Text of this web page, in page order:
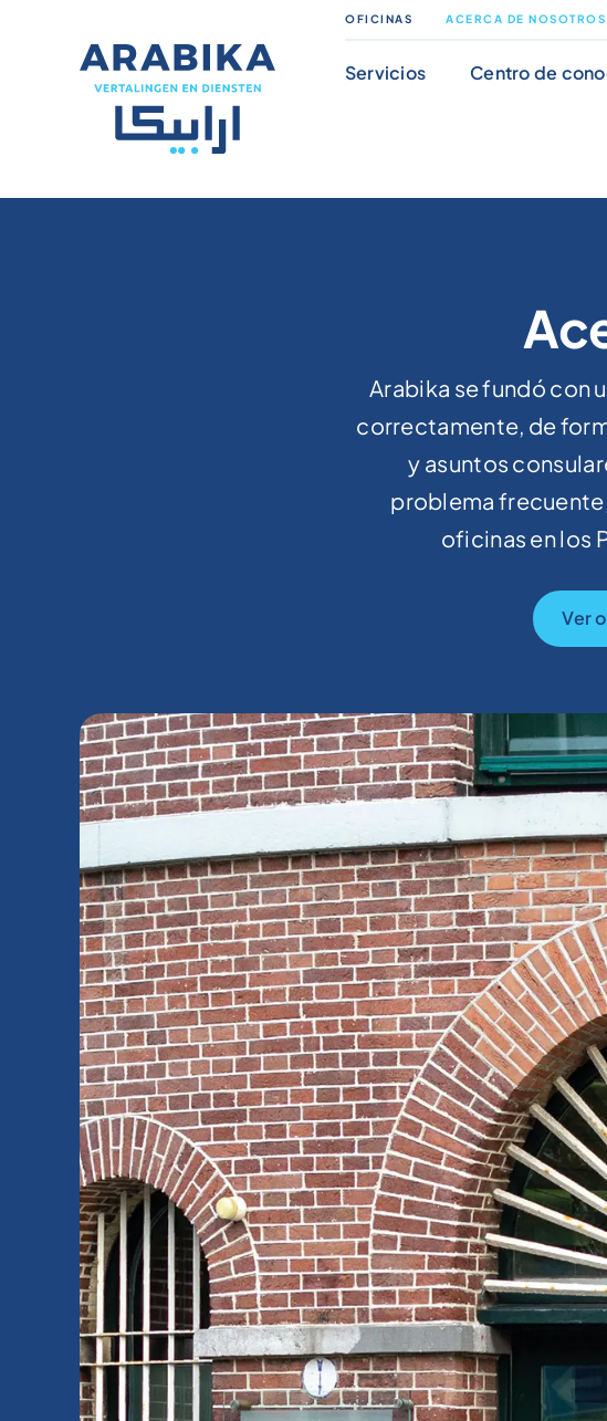
contenido
OFICINAS ACERCA DE NOSOTROS
Servicios Centro de
Arabika se fundó con
correctamente, de
y asuntos
problema
oficinas en los
Ver